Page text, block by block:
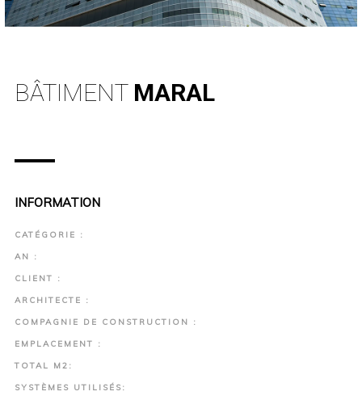
BÂTIMENT MARAL
INFORMATION
CATÉGORIE :
AN :
CLIENT :
ARCHITECTE :
COMPAGNIE DE CONSTRUCTION :
EMPLACEMENT :
TOTAL M2:
SYSTÈMES UTILISÉS: